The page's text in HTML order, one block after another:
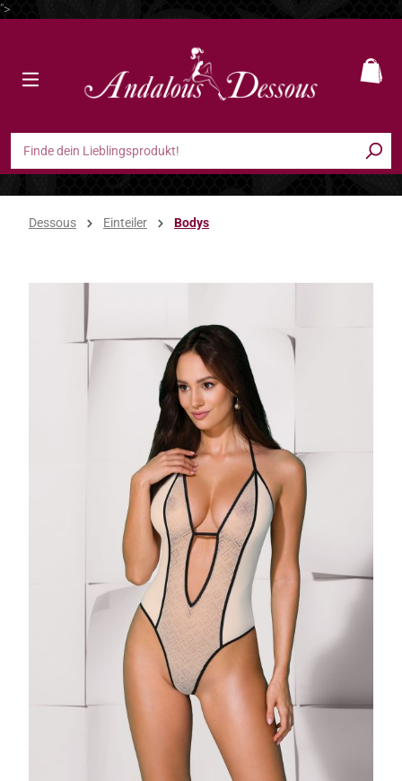
">
Dessous Einteiler Bodys